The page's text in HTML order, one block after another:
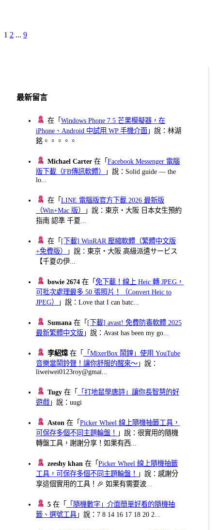
文
Page
1 Page
2 ... Page
9Next
最新留言
在「Windows Phone 7.5 芒果模擬器，在
iPhone、Android 中試用 WP 手機介面 」說：林湖
銘。。。。。
Michael Carter 在「Facebook Messenger 電腦
版下載（FB傳訊軟體）
」說：Solid guide — the
lo...
在「LINE 電腦版官方下載 2026 最新版
（Win+Mac 版）
」說：東京・大阪 日本女生預約
指南 認準 千夏...
在「 [下載] WinRAR 壓縮軟體（繁體中文版
+免費版）
」說：東京・大阪 高級派遣サービス
【千夏の伊...
bowie 2674 在「免下載！線上 Heic 轉 JPEG，
可批次處理最多 50 張照片！（Convert Heic to
JPEG）
」說：Love that I can batc...
Sumana 在「 [下載] avast! 免費防毒軟體 2025
最新繁體中文版 」說：Avast has been my go...
李紹煒在「
「MixerBox 鬧鐘」使用 YouTube
音樂當鬧鈴聲！讓你舒服的醒來～ 」說：
liweiwei0123roy@gmai...
Tugy 在「
「打地鼠學唐詩」讓你長智慧的好
遊戲 」說：uugi
Aston 在「Picker Wheel 線上隨機抽籤工具，
可保存多個不同主題輪盤！
」說：很實用的隨機
轉盤工具，謝謝分享！如果有西...
zeeshy khan 在「Picker Wheel 線上隨機抽籤
工具，可保存多個不同主題輪盤！
」說：感謝分
享這個實用的工具！🎉 如果有需要波...
5 在「
「隨機數字」介面簡單好看的隨機抽
籤、選號工具 」說：7 8 14 16 17 18 20 2...